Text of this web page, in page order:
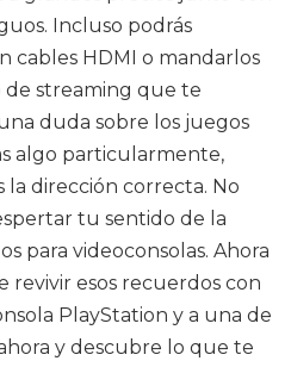
Incluso podrás
cables HDMI o mandarlos
de streaming que te
duda sobre los juegos
algo particularmente,
dirección correcta. No
tu sentido de la
para videoconsolas. Ahora
revivir esos recuerdos con
PlayStation y a una de
y descubre lo que te